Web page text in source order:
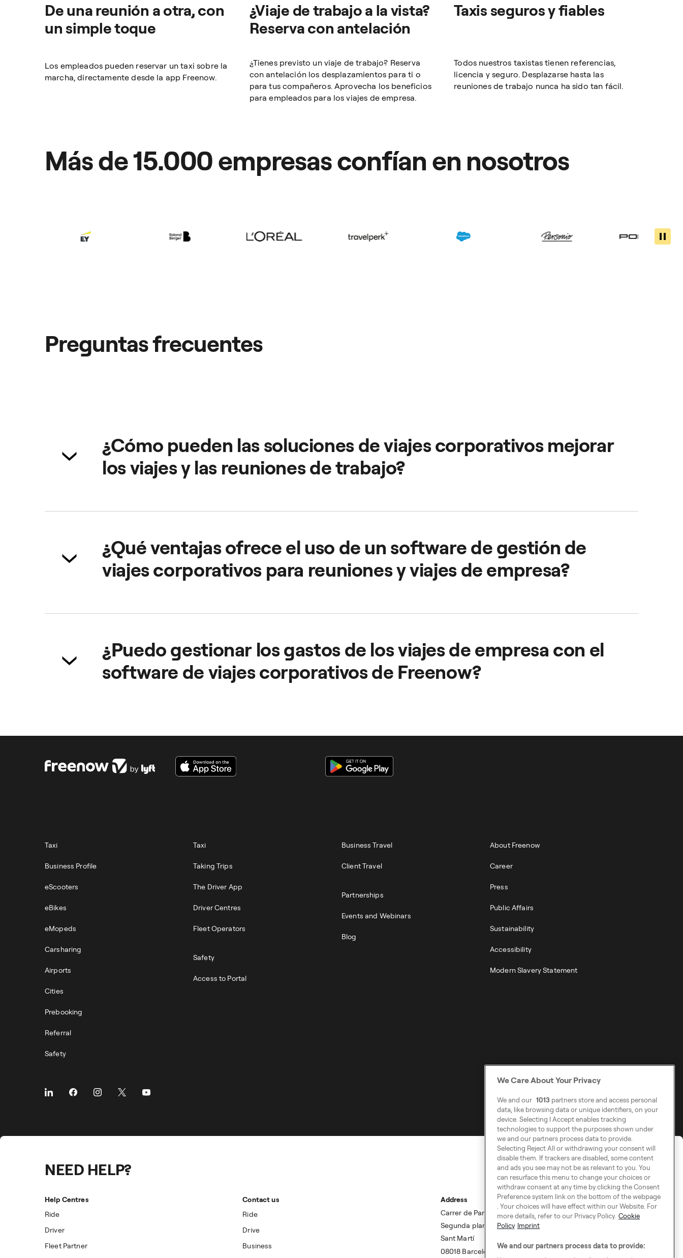
De una reunión a otra, con
un simple toque
Los empleados pueden reservar un taxi sobre la
marcha, directamente desde la app Freenow.
¿Viaje de trabajo a la vista?
Reserva con antelación
¿Tienes previsto un viaje de trabajo? Reserva
con antelación los desplazamientos para ti o
para tus compañeros. Aprovecha los beneficios
para empleados para los viajes de empresa.
Taxis seguros y fiables
Todos nuestros taxistas tienen referencias,
licencia y seguro. Desplazarse hasta las
reuniones de trabajo nunca ha sido tan fácil.
Más de 15.000 empresas confían en nosotros
Preguntas frecuentes
¿Cómo pueden las soluciones de viajes corporativos mejorar
los viajes y las reuniones de trabajo?
¿Qué ventajas ofrece el uso de un software de gestión de
viajes corporativos para reuniones y viajes de empresa?
¿Puedo gestionar los gastos de los viajes de empresa con el
software de viajes corporativos de Freenow?
Taxi
Business Profile
eScooters
eBikes
eMopeds
Carsharing
Airports
Cities
Prebooking
Referral
Safety
Taxi
Taking Trips
The Driver App
Driver Centres
Fleet Operators
Safety
Access to Portal
Business Travel
Client Travel
Partnerships
Events and Webinars
Blog
About Freenow
Career
Press
Public Affairs
Sustainability
Accessibility
Modern Slavery Statement
NEED HELP?
Help Centres
Ride
Driver
Fleet Partner
Contact us
Ride
Drive
Business
Address
Carrer de Pamplona, 104.
Segunda planta.
Sant Martí
08018 Barcelona
We Care About Your Privacy
We and our 1013 partners store and access personal
data, like browsing data or unique identifiers, on your
device. Selecting I Accept enables tracking
technologies to support the purposes shown under
we and our partners process data to provide.
Selecting Reject All or withdrawing your consent will
disable them. If trackers are disabled, some content
and ads you see may not be as relevant to you. You
can resurface this menu to change your choices or
withdraw consent at any time by clicking the Consent
Preference system link on the bottom of the webpage
. Your choices will have effect within our Website. For
more details, refer to our Privacy Policy. Cookie
Policy Imprint
We and our partners process data to provide: